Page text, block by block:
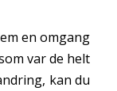
en omgang
var de helt
kan du